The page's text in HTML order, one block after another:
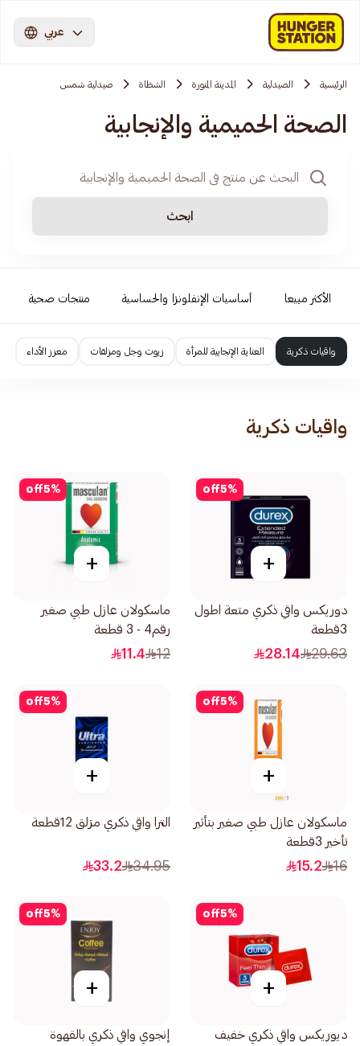
عربي
الرئيسية الصيدلية المدينة المنورة الشظاة صيدلية شمس
الصحة الحميمية والإنجابية
ابحث
الأكثر مبيعا أساسيات الإنفلونزا والحساسية منتجات صحية
واقيات ذكرية العناية الإنجابية للمرأة زيوت وجل ومزلقات معزز الأداء
واقيات ذكرية
5%
off
+
دوريكس واقي ذكري متعة اطول
3قطعة
29.63
28.14
5%
off
+
ماسكولان عازل طبي صغير
رقم4 - 3 قطعة
12
11.4
5%
off
+
ماسكولان عازل طبي صغير بتأثير
تأخير 3قطعة
16
15.2
5%
off
+
الترا واقي ذكري مزلق 12قطعة
34.95
33.2
5%
off
+
ديوريكس واقي ذكري خفيف
5%
off
+
إنجوي واقي ذكري بالقهوة